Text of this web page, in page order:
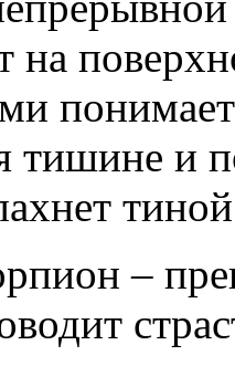
на
и
–